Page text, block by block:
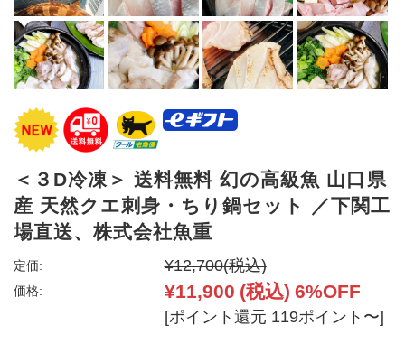
＜３D冷凍＞ 送料無料 幻の高級魚 山口県
産 天然クエ刺身・ちり鍋セット ／下関工
場直送、株式会社魚重
定価: ¥12,700(税込)
価格: ¥11,900 (税込) 6%OFF
[ポイント還元 119ポイント〜]